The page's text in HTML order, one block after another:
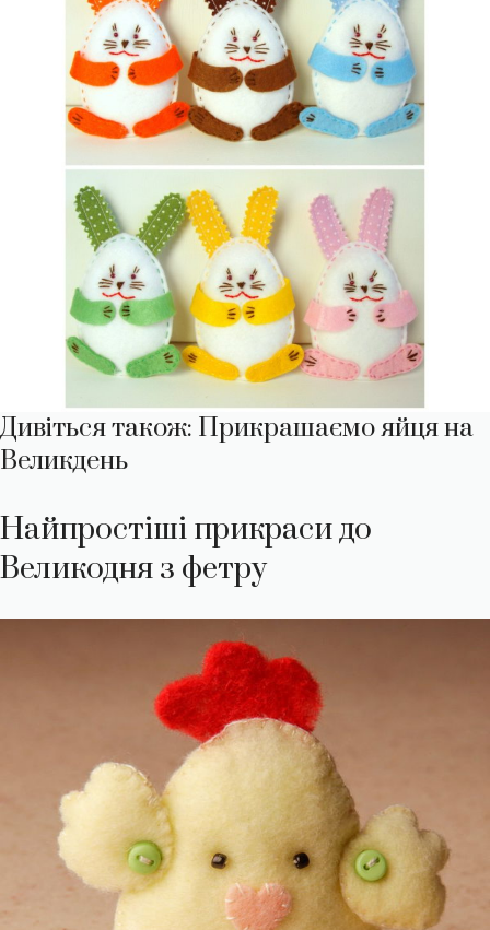
Дивіться також: Прикрашаємо яйця на
Великдень
Найпростіші прикраси до
Великодня з фетру